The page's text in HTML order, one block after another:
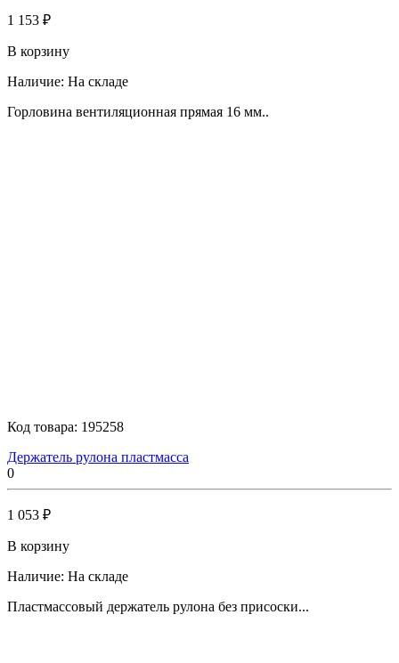
1 153 ₽
В корзину
Наличие: На складе
Горловина вентиляционная прямая 16 мм..
Код товара: 195258
Держатель рулона пластмасса
0
1 053 ₽
В корзину
Наличие: На складе
Пластмассовый держатель рулона без присоски...